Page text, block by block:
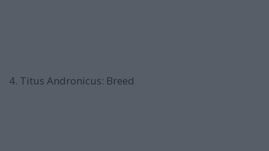
4. Titus Andronicus: Breed